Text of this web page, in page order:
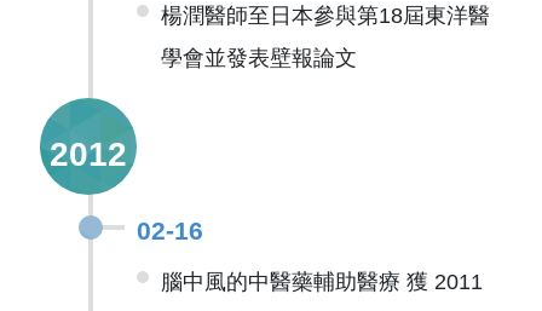
楊潤醫師至日本參與第18屆東洋醫
學會並發表壁報論文
2012
02-16
腦中風的中醫藥輔助醫療 獲 2011